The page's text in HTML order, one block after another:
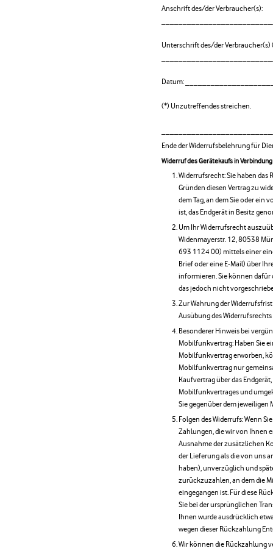
Anschrift des/der Verbraucher(s):
Unterschrift des/der
Datum:
(*) Unzutreffendes streichen.
Ende der Widerrufsbelehrung für
Widerruf des Gerätekaufs in
Widerrufsrecht: Sie haben das
Gründen diesen Vertrag zu
dem Tag, an dem Sie oder ein
ist, das Endgerät in Besitz
Um Ihr Widerrufsrecht
Widenmayerstr. 12, 80538
693 1124 00) mittels einer
Brief oder eine E-Mail) über
informieren. Sie können dafür
das jedoch nicht
Zur Wahrung der
Ausübung des
Besonderer Hinweis bei
Mobilfunkvertrag: Haben Sie
Mobilfunkvertrag erworben,
Mobilfunkvertrag nur
Kaufvertrag über das
Mobilfunkvertrages und
Sie gegenüber dem
Folgen des Widerrufs: Wenn
Zahlungen, die wir von Ihnen
Ausnahme der zusätzlichen
der Lieferung als die von uns
haben), unverzüglich und
zurückzuzahlen, an dem die
eingegangen ist. Für diese
Sie bei der ursprünglichen
Ihnen wurde ausdrücklich
wegen dieser Rückzahlung
Wir können die Rückzahlung